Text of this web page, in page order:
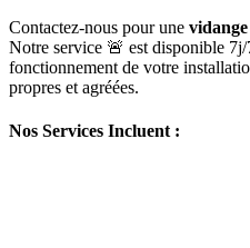
Contactez-nous pour une
Notre service 🚨 est disponible
fonctionnement de votre
propres et agréées.
Nos Services Incluent :